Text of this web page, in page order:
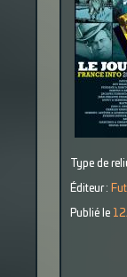
Type de
Éditeur :
Publié le